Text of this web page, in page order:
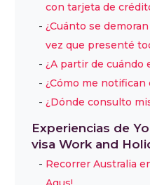
con tarjeta de
¿Cuánto se
vez que presenté
¿A partir de cuándo
¿Cómo me notifican
¿Dónde consulto
Experiencias de
visa Work and
Recorrer Australia